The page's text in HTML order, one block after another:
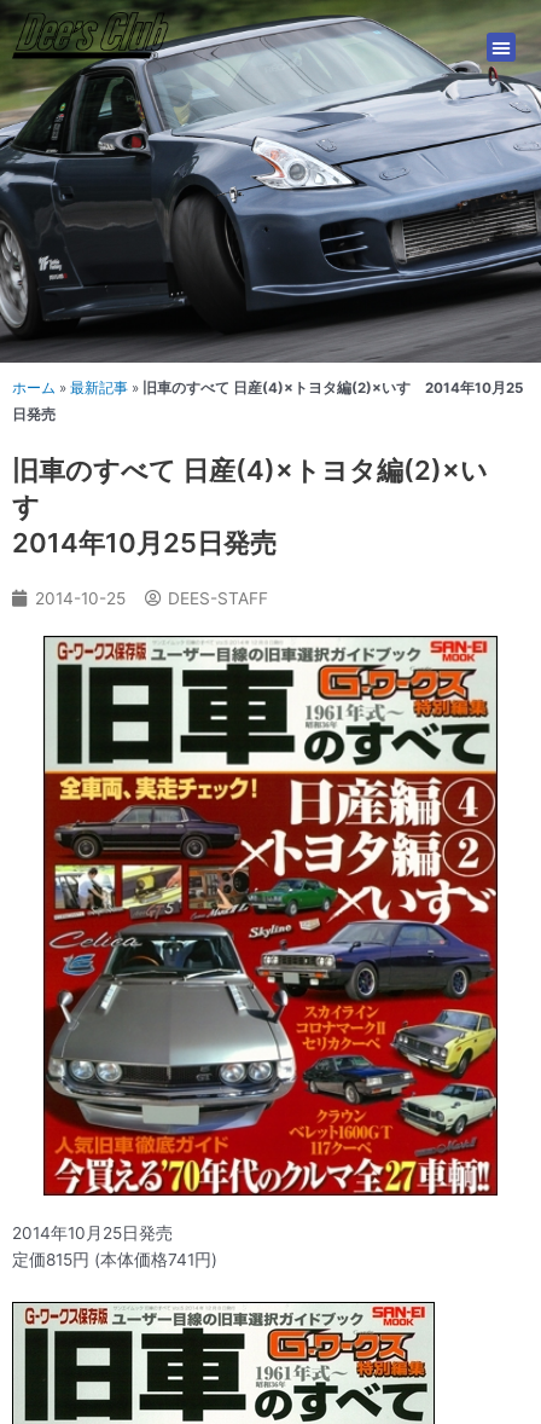
内
容
を
ス
キ
ッ
プ
ホーム » 最新記事 » 旧車のすべて 日産(4)×トヨタ編(2)×いすゞ2014年10月25
日発売
旧車のすべて 日産(4)×トヨタ編(2)×い
すゞ
2014年10月25日発売
2014-10-25 DEES-STAFF
2014年10月25日発売
定価815円 (本体価格741円)